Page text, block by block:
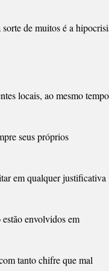
de muitos é a
locais, ao mesmo
seus próprios
em qualquer justificativa
envolvidos em
tanto chifre que mal